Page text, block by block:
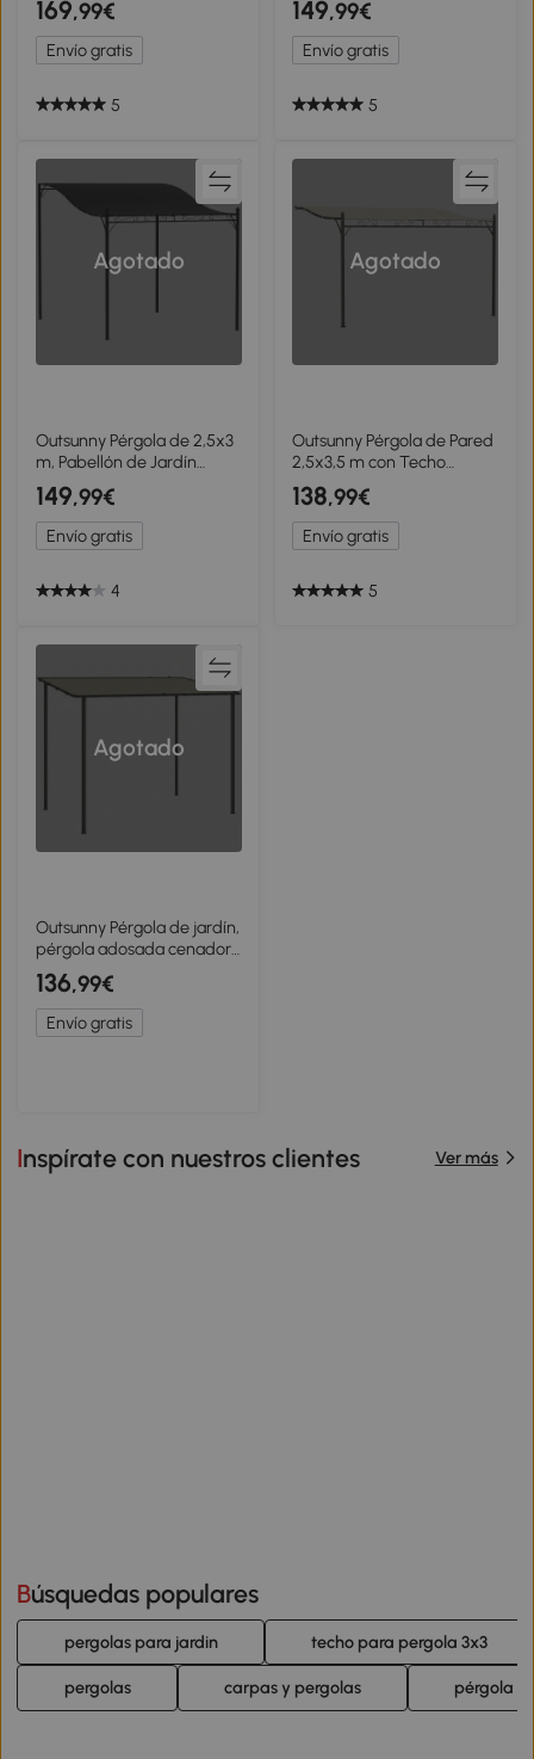
30+ Impermeable Marco
de Metal para Patio
Terraza Crema
169,99€
Envío gratis
5
Resistente al Agua,
Estructura Metálica,
Agujeros de Drenaje
149,99€
Envío gratis
5
Agotado
Outsunny Pérgola de 2,5x3
m, Pabellón de Jardín
Montado en la Pared,
Resistente al Agua, Orificios
de Drenaje, Toldo para
Sombra
149,99€
Envío gratis
4
Agotado
Outsunny Pérgola de Pared
2,5x3,5 m con Techo
Inclinado Orificios de
Drenaje y Estructura
Metálica Blanco Crema
138,99€
Envío gratis
5
Agotado
Outsunny Pérgola de jardín,
pérgola adosada cenador
de jardín con estructura
metálica y orificios de
drenaje, 3 x 2 m, crema
136,99€
Envío gratis
Inspírate con nuestros clientes Ver más
Búsquedas populares
pergolas para jardin techo para pergola 3x3
pergolas carpas y pergolas pérgola